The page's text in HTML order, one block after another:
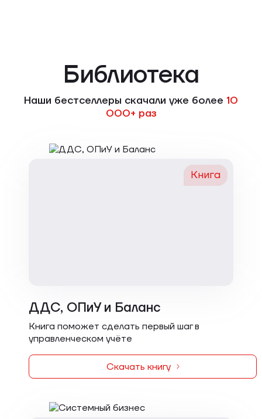
Библиотека
Наши бестселлеры скачали уже более 10
000+ раз
Книга
ДДС, ОПиУ и Баланс
Книга поможет сделать первый шаг в
управленческом учёте
Скачать книгу